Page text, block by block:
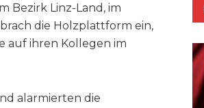
Bezirk Linz-Land, im
die Holzplattform ein,
auf ihren Kollegen im
alarmierten die